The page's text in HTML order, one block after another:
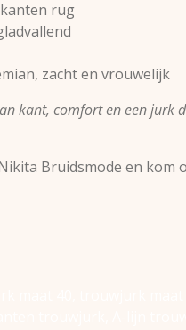
rug
zacht en vrouwelijk
kant, comfort en een jurk
Bruidsmode en kom